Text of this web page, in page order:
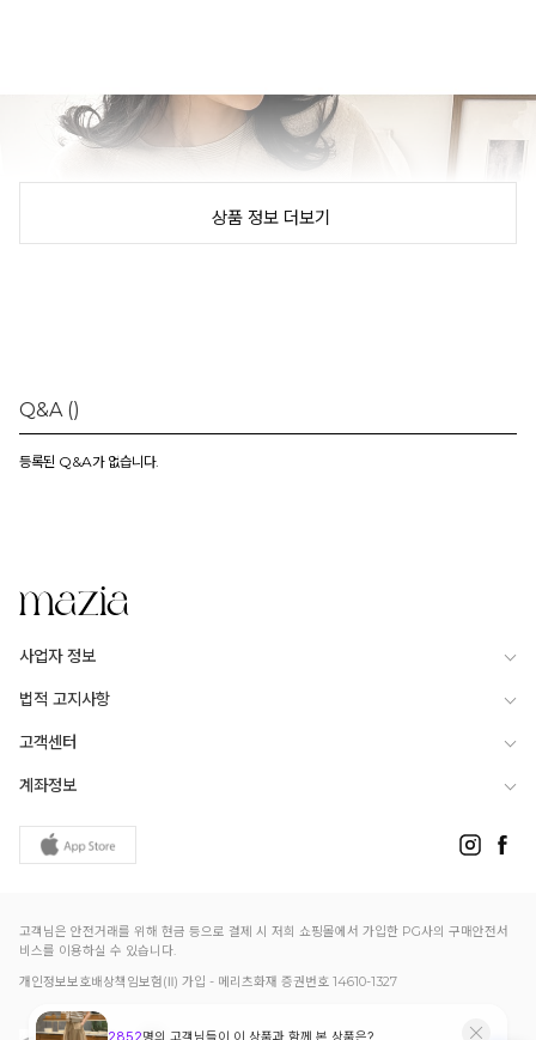
상품 정보 더보기
Q&A ()
등록된 Q&A가 없습니다.
사업자 정보
법적 고지사항
고객센터
계좌정보
고객님은 안전거래를 위해 현금 등으로 결제 시 저희 쇼핑몰에서 가입한 PG사의 구매안전서
비스를 이용하실 수 있습니다.
개인정보보호배상책임보험(Ⅱ) 가입 - 메리츠화재 증권번호 14610-1327